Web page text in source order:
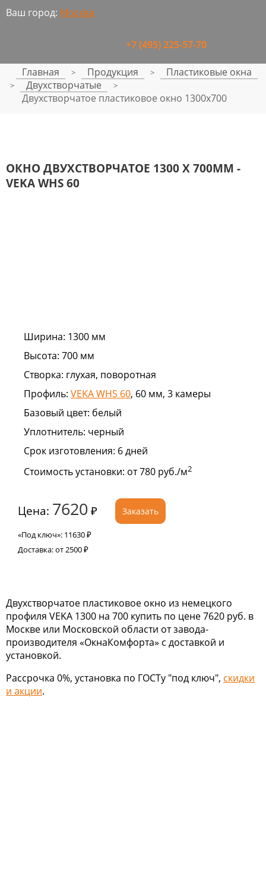
Ваш город: Москва
+7 (495) 225-57-70
Главная > Продукция > Пластиковые окна
> Двухстворчатые >
Двухстворчатое пластиковое окно 1300x700
ОКНО ДВУХСТВОРЧАТОЕ 1300 Х 700ММ -
VEKA WHS 60
Ширина: 1300 мм
Высота: 700 мм
Створка: глухая, поворотная
Профиль: VEKA WHS 60, 60 мм, 3 камеры
Базовый цвет: белый
Уплотнитель: черный
Срок изготовления: 6 дней
Стоимость установки: от 780 руб./м2
Цена: 7620 ₽
«Под ключ»: 11630₽
Доставка:от 2500₽
Заказать
Двухстворчатое пластиковое окно из немецкого
профиля VEKA 1300 на 700 купить по цене 7620 руб. в
Москве или Московской области от завода-
производителя «ОкнаКомфорта» с доставкой и
установкой.
Рассрочка 0%, установка по ГОСТу "под ключ", скидки
и акции.